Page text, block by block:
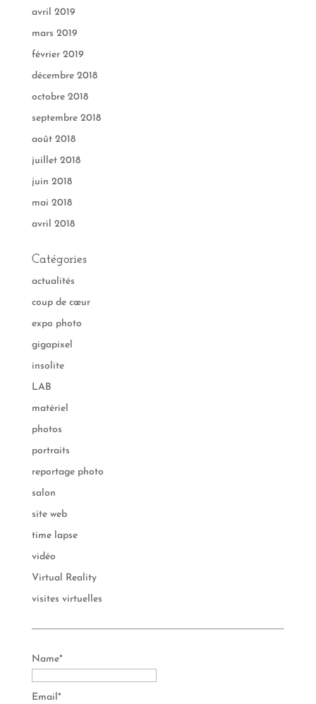
avril 2019
mars 2019
février 2019
décembre 2018
octobre 2018
septembre 2018
août 2018
juillet 2018
juin 2018
mai 2018
avril 2018
Catégories
actualités
coup de cœur
expo photo
gigapixel
insolite
LAB
matériel
photos
portraits
reportage photo
salon
site web
time lapse
vidéo
Virtual Reality
visites virtuelles
Name*
Email*